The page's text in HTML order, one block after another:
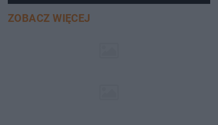
ZOBACZ WIĘCEJ